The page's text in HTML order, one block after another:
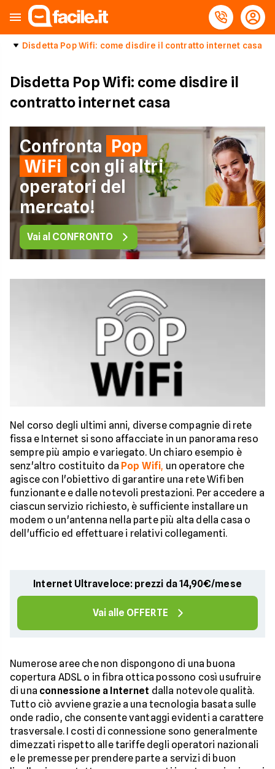
Disdetta Pop Wifi: come disdire il contratto internet casa
Disdetta Pop Wifi: come disdire il
contratto internet casa
Confronta Pop
WiFi con gli altri
operatori del
mercato!
Vai al CONFRONTO
Nel corso degli ultimi anni, diverse compagnie di rete
fissa e Internet si sono affacciate in un panorama reso
sempre più ampio e variegato. Un chiaro esempio è
senz'altro costituito da Pop Wifi, un operatore che
agisce con l'obiettivo di garantire una rete Wifi ben
funzionante e dalle notevoli prestazioni. Per accedere a
ciascun servizio richiesto, è sufficiente installare un
modem o un'antenna nella parte più alta della casa o
dell'ufficio ed effettuare i relativi collegamenti.
Internet Ultraveloce: prezzi da 14,90€/mese
Vai alle OFFERTE
Numerose aree che non dispongono di una buona
copertura ADSL o in fibra ottica possono così usufruire
di una connessione a Internet dalla notevole qualità.
Tutto ciò avviene grazie a una tecnologia basata sulle
onde radio, che consente vantaggi evidenti a carattere
trasversale. I costi di connessione sono generalmente
dimezzati rispetto alle tariffe degli operatori nazionali
e le premesse per prendere parte a servizi di buon